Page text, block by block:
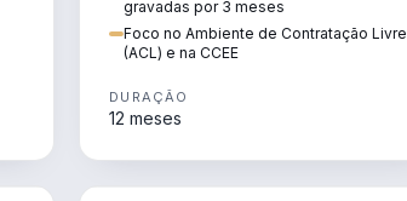
gravadas por 3 meses
Foco no Ambiente de Contratação Livre
(ACL) e na CCEE
DURAÇÃO
12 meses